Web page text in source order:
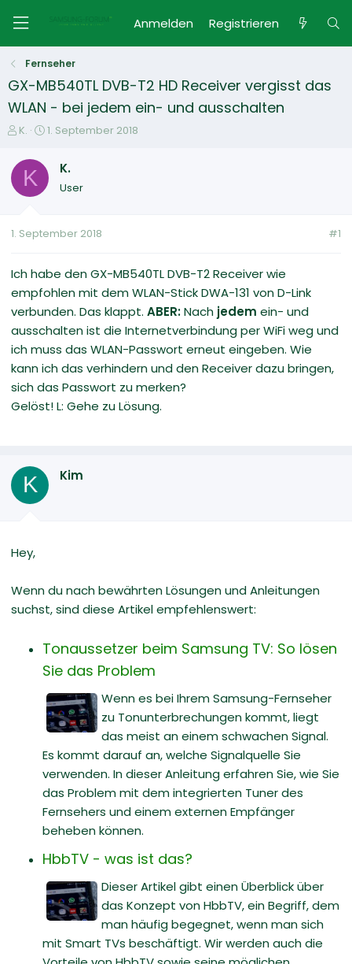
Anmelden Registrieren
Fernseher
GX-MB540TL DVB-T2 HD Receiver vergisst das
WLAN - bei jedem ein- und ausschalten
E
s
e
e
K.
E
t
t
m
1. September 2018
K K.
User
1. September 2018 #1
Ich habe den GX-MB540TL DVB-T2 Receiver wie
empfohlen mit dem WLAN-Stick DWA-131 von D-Link
verbunden. Das klappt. ABER:Nach jedem ein- und
ausschalten ist die Internetverbindung per WiFi weg und
ich muss das WLAN-Passwort erneut eingeben. Wie
kann ich das verhindern und den Receiver dazu bringen,
sich das Passwort zu merken?
Gelöst! L: Gehe zu Lösung.
K Kim
Hey,
Wenn du nach bewährten Lösungen und Anleitungen
suchst, sind diese Artikel empfehlenswert:
Tonaussetzer beim Samsung TV: So lösen
Sie das Problem
Wenn es bei Ihrem Samsung-Fernseher
zu Tonunterbrechungen kommt, liegt
das meist an einem schwachen Signal.
Es kommt darauf an, welche Signalquelle Sie
verwenden. In dieser Anleitung erfahren Sie, wie Sie
das Problem mit dem integrierten Tuner des
Fernsehers und einem externen Empfänger
beheben können.
HbbTV - was ist das?
Dieser Artikel gibt einen Überblick über
das Konzept von HbbTV, ein Begriff, dem
man häufig begegnet, wenn man sich
mit Smart TVs beschäftigt. Wir werden auch die